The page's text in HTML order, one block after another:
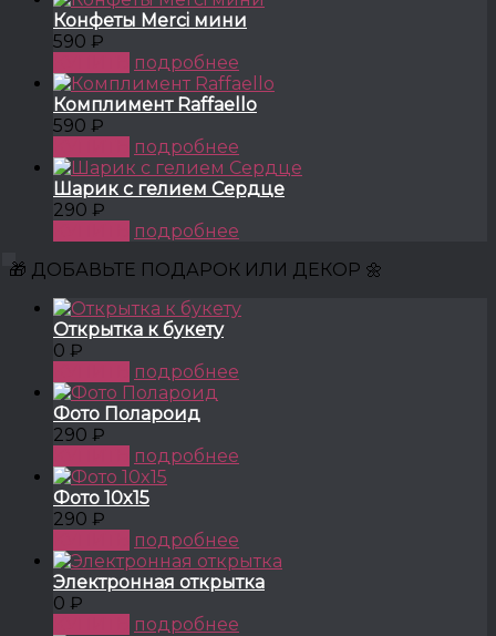
Конфеты Merci мини
590 ₽
подробнее
Комплимент Raffaello
590 ₽
подробнее
Шарик с гелием Сердце
290 ₽
подробнее
🎁 ДОБАВЬТЕ ПОДАРОК ИЛИ ДЕКОР 🌼
Открытка к букету
0 ₽
подробнее
Фото Полароид
290 ₽
подробнее
Фото 10x15
290 ₽
подробнее
Электронная открытка
0 ₽
подробнее